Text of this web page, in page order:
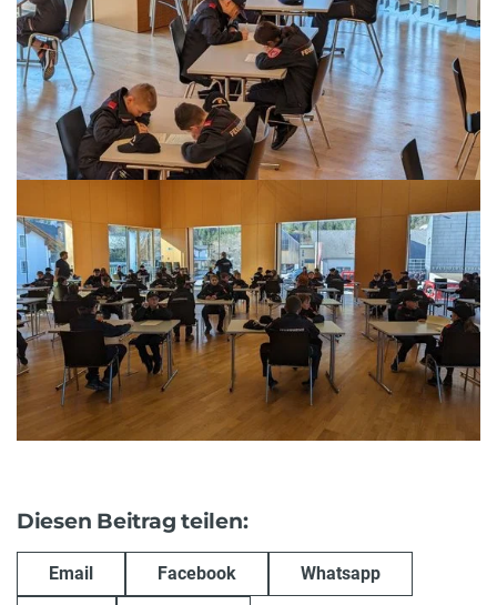
Diesen Beitrag teilen:
Email Facebook Whatsapp